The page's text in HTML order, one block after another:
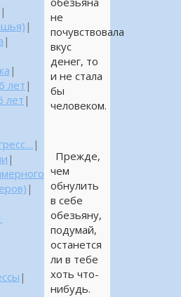
не
почувствовала
вкус
денег, то
и не стала
бы
человеком.
Прежде,
чем
обнулить
в себе
обезьяну,
подумай,
останется
ли в тебе
хоть что-
нибудь.
|
|
|
|
лет |
лет |
|
|
|
|